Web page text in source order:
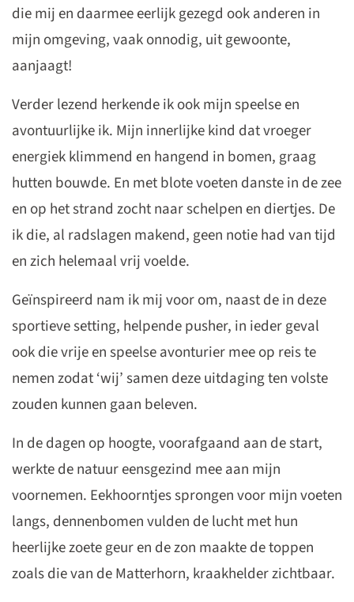
die mij en daarmee eerlijk gezegd ook anderen in
mijn omgeving, vaak onnodig, uit gewoonte,
aanjaagt!
Verder lezend herkende ik ook mijn speelse en
avontuurlijke ik. Mijn innerlijke kind dat vroeger
energiek klimmend en hangend in bomen, graag
hutten bouwde. En met blote voeten danste in de zee
en op het strand zocht naar schelpen en diertjes. De
ik die, al radslagen makend, geen notie had van tijd
en zich helemaal vrij voelde.
Geïnspireerd nam ik mij voor om, naast de in deze
sportieve setting, helpende pusher, in ieder geval
ook die vrije en speelse avonturier mee op reis te
nemen zodat ‘wij’ samen deze uitdaging ten volste
zouden kunnen gaan beleven.
In de dagen op hoogte, voorafgaand aan de start,
werkte de natuur eensgezind mee aan mijn
voornemen. Eekhoorntjes sprongen voor mijn voeten
langs, dennenbomen vulden de lucht met hun
heerlijke zoete geur en de zon maakte de toppen
zoals die van de Matterhorn, kraakhelder zichtbaar.